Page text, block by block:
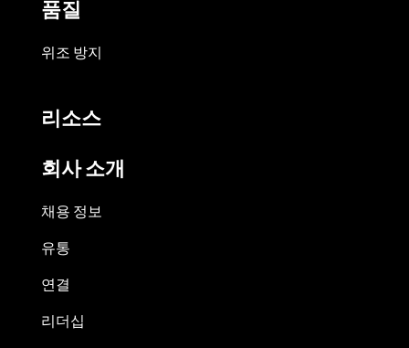
품질
위조 방지
리소스
회사 소개
채용 정보
유통
연결
리더십